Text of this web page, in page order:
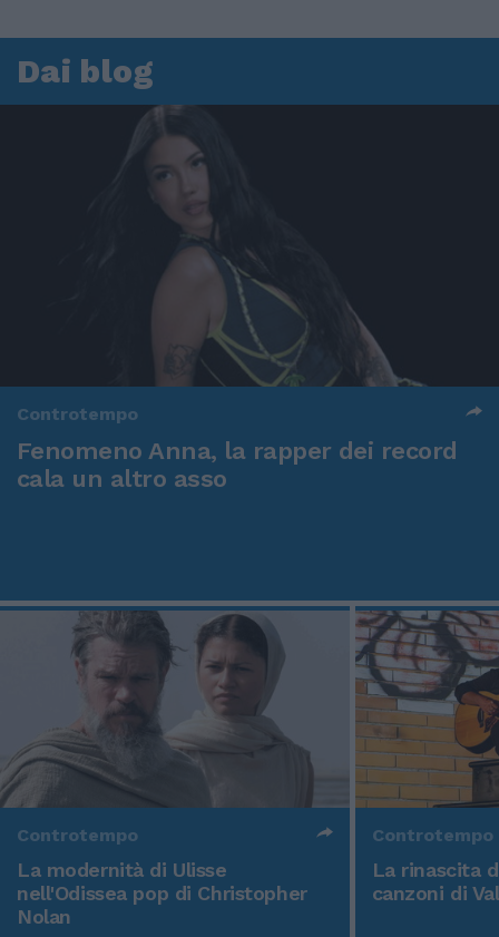
Dai blog
Controtempo
Fenomeno Anna, la rapper dei record
cala un altro asso
Controtempo
La modernità di Ulisse
nell'Odissea pop di Christopher
Nolan
Controtempo
La rinascita
canzoni di